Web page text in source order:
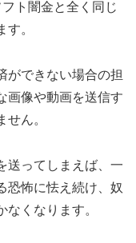
ト闇金と全く同じ
。
ができない場合の担
画像や動画を送信す
ん。
送ってしまえば、一
恐怖に怯え続け、奴
くなります。